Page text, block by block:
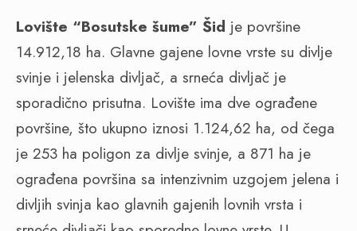
Lovište “Bosutske šume” Šid je površine
14.912,18 ha. Glavne gajene lovne vrste su divlje
svinje i jelenska divljač, a srneća divljač je
sporadično prisutna. Lovište ima dve ograđene
površine, što ukupno iznosi 1.124,62 ha, od čega
je 253 ha poligon za divlje svinje, a 871 ha je
ograđena površina sa intenzivnim uzgojem jelena i
divljih svinja kao glavnih gajenih lovnih vrsta i